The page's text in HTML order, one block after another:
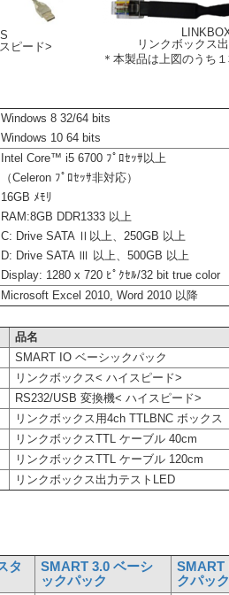
ピード>
リンクボックス
＊本製品は上図のうち
Windows 8 32/64 bits
Windows 10 64 bits
Intel Core™ i5 6700 ﾌﾟﾛｾｯｻ以上
（Celeron ﾌﾟﾛｾｯｻ非対応）
16GB ﾒﾓﾘ
RAM:8GB DDR1333 以上
C: Drive SATA Ⅱ以上、250GB 以上
D: Drive SATA Ⅲ 以上、500GB 以上
Display: 1280 x 720 ﾋﾟｸｾﾙ/32 bit true color
Microsoft Excel 2010, Word 2010 以降
品名
SMART IO ベーシックパック
リンクボックス< ハイスピード>
RS232/USB 変換機< ハイスピード>
リンクボックス用4ch TTLBNC ボックス
リンクボックスTTL ケーブル 40cm
リンクボックスTTL ケーブル 120cm
リンクボックス出力テストLED
タ
SMART 3.0 ベーシ
ックパック
SMART
クパック